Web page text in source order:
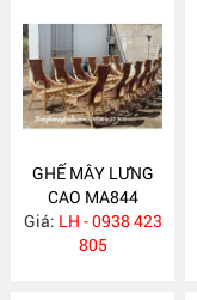
GHẾ MÂY LƯNG
CAO MA844
Giá: LH - 0938 423
805